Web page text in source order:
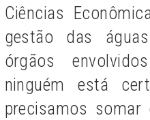
Ciências
gestão das
órgãos
ninguém está
precisamos